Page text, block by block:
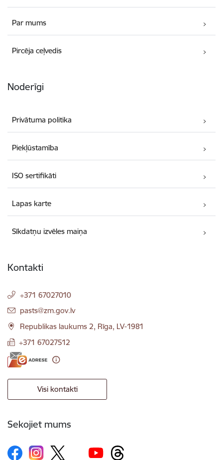
Par mums
Pircēja ceļvedis
Noderīgi
Privātuma politika
Piekļūstamība
ISO sertifikāti
Lapas karte
Sīkdatņu izvēles maiņa
Kontakti
+371 67027010
E-pasts:
pasts@zm.gov.lv
Republikas laukums 2, Rīga, LV-1981
+371 67027512
Visi kontakti
Sekojiet mums